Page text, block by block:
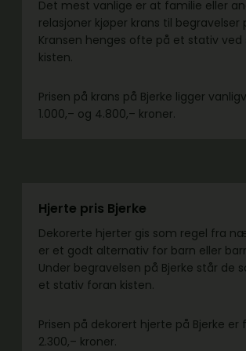
Det mest vanlige er at familie eller
relasjoner kjøper krans til begravelser
Kransen henges ofte på et stativ ved
kisten.
Prisen på krans på Bjerke ligger
1.000,– og 4.800,– kroner.
Hjerte pris Bjerke
Dekorerte hjerter gis som regel fra
er et godt alternativ for barn eller
Under begravelsen på Bjerke står de
et stativ foran kisten.
Prisen på dekorert hjerte på Bjerke er
2.300,– kroner.